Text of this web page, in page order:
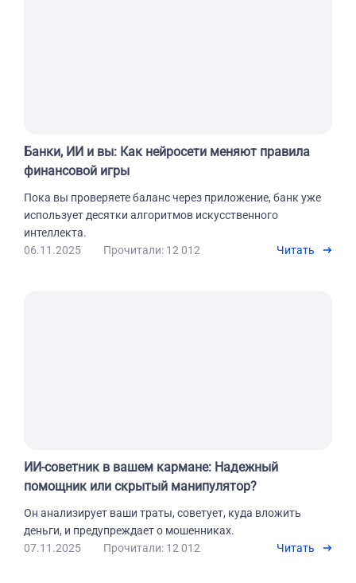
Банки, ИИ и вы: Как нейросети меняют правила
финансовой игры
Пока вы проверяете баланс через приложение, банк уже
использует десятки алгоритмов искусственного
интеллекта.
06.11.2025
Прочитали: 12 012 Читать
ИИ-советник в вашем кармане: Надежный
помощник или скрытый манипулятор?
Он анализирует ваши траты, советует, куда вложить
деньги, и предупреждает о мошенниках.
07.11.2025
Прочитали: 12 012 Читать